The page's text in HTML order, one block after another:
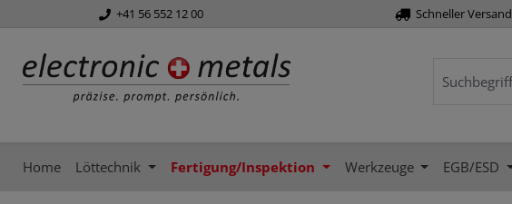
Zur Hauptnavigation springen
+41 56 552 12 00 Schneller Versand
Home Löttechnik Fertigung/Inspektion Werkzeuge EGB/ESD